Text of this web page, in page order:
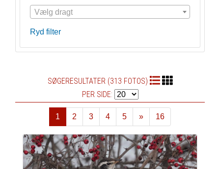
Vælg dragt
Ryd filter
SØGERESULTATER (313 FOTOS)
PER SIDE:
1 2 3 4 5
»
Næste
16